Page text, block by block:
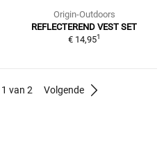
Origin-Outdoors
REFLECTEREND VEST SET
€ 14,951
van 2 Volgende